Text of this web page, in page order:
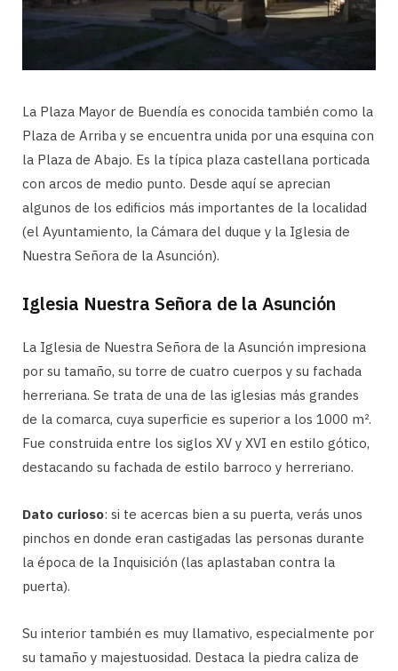
La Plaza Mayor de Buendía es conocida también como la
Plaza de Arriba y se encuentra unida por una esquina con
la Plaza de Abajo. Es la típica plaza castellana porticada
con arcos de medio punto. Desde aquí se aprecian
algunos de los edificios más importantes de la localidad
(el Ayuntamiento, la Cámara del duque y la Iglesia de
Nuestra Señora de la Asunción).
Iglesia Nuestra Señora de la Asunción
La Iglesia de Nuestra Señora de la Asunción impresiona
por su tamaño, su torre de cuatro cuerpos y su fachada
herreriana. Se trata de una de las iglesias más grandes
de la comarca, cuya superficie es superior a los 1000 m².
Fue construida entre los siglos XV y XVI en estilo gótico,
destacando su fachada de estilo barroco y herreriano.
Dato curioso: si te acercas bien a su puerta, verás unos
pinchos en donde eran castigadas las personas durante
la época de la Inquisición (las aplastaban contra la
puerta).
Su interior también es muy llamativo, especialmente por
su tamaño y majestuosidad. Destaca la piedra caliza de